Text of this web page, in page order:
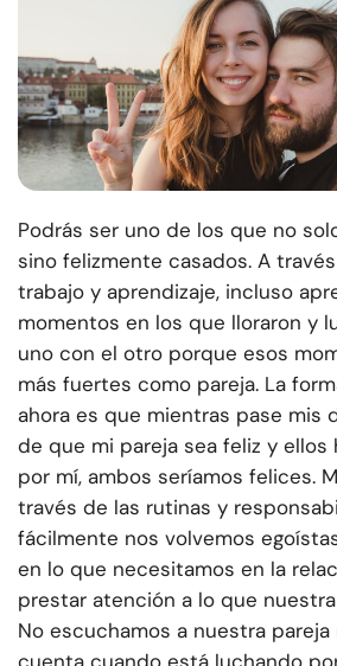
Podrás ser uno de los que no
sino felizmente casados. A
trabajo y aprendizaje, incluso
momentos en los que lloraron y
uno con el otro porque esos
más fuertes como pareja. La
ahora es que mientras pase mis
de que mi pareja sea feliz y ellos
por mí, ambos seríamos felices.
través de las rutinas y
fácilmente nos volvemos
en lo que necesitamos en la
prestar atención a lo que
No escuchamos a nuestra